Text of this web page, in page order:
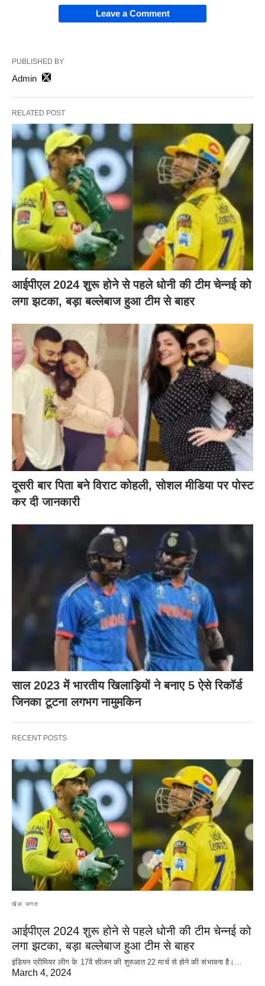
Leave a Comment
PUBLISHED BY
Admin
RELATED POST
आईपीएल 2024 शुरू होने से पहले धोनी की टीम चेन्नई को
लगा झटका, बड़ा बल्लेबाज हुआ टीम से बाहर
दूसरी बार‌ पिता बने विराट कोहली, सोशल मीडिया पर पोस्ट
कर दी‌ जानकारी
साल 2023 में भारतीय खिलाड़ियों ने बनाए 5 ऐसे रिकॉर्ड
जिनका टूटना लगभग नामुमकिन
RECENT POSTS
खेल जगत
आईपीएल 2024 शुरू होने से पहले धोनी की टीम चेन्नई को
लगा झटका, बड़ा बल्लेबाज हुआ टीम से बाहर
इंडियन प्रीमियर लीग के 17वें सीजन की शुरुआत 22 मार्च से होने की संभावना है।…
March 4, 2024